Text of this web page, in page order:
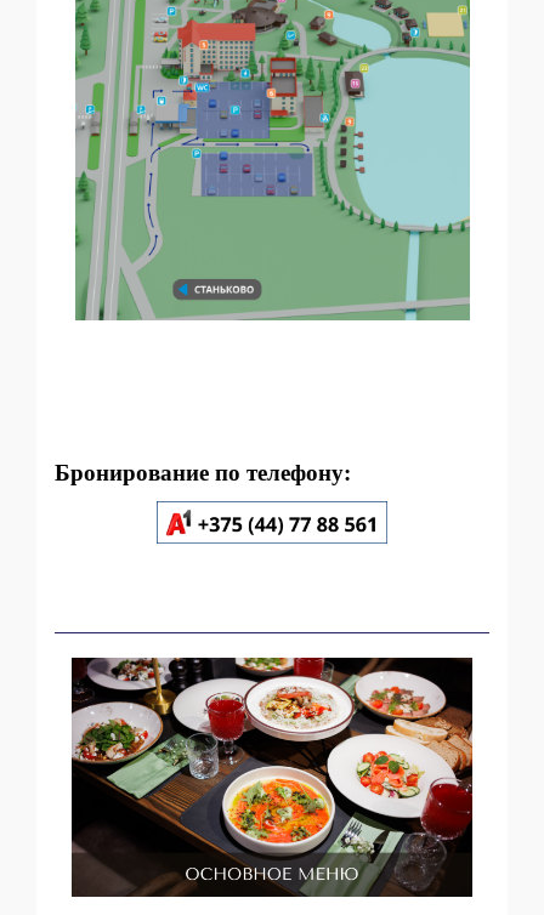
Бронирование по телефону: